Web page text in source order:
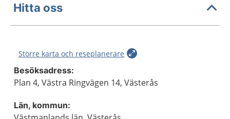
Hitta oss
Större karta och reseplanerare
Besöksadress:
Plan 4, Västra Ringvägen 14, Västerås
Län, kommun: